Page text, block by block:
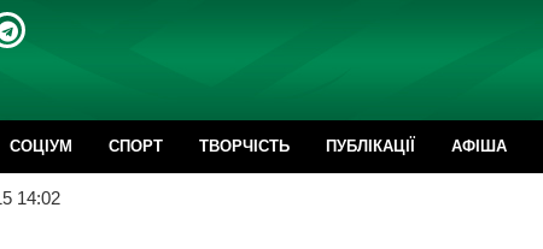
CОЦІУМ СПОРТ ТВОРЧІСТЬ ПУБЛІКАЦІЇ АФІША
14:02